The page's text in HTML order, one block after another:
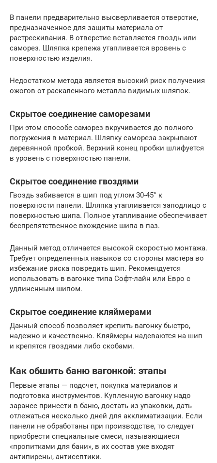
В панели предварительно высверливается отверстие,
предназначенное для защиты материала от
растрескивания. В отверстие вставляется гвоздь или
саморез. Шляпка крепежа утапливается вровень с
поверхностью изделия.
Недостатком метода является высокий риск получения
ожогов от раскаленного металла видимых шляпок.
Скрытое соединение саморезами
При этом способе саморез вкручивается до полного
погружения в материал. Шляпку самореза закрывают
деревянной пробкой. Верхний конец пробки шлифуется
в уровень с поверхностью панели.
Скрытое соединение гвоздями
Гвоздь забивается в шип под углом 30-45° к
поверхности панели. Шляпка утапливается заподлицо с
поверхностью шипа. Полное утапливание обеспечивает
беспрепятственное вхождение шипа в паз.
Данный метод отличается высокой скоростью монтажа.
Требует определенных навыков со стороны мастера во
избежание риска повредить шип. Рекомендуется
использовать в вагонке типа Софт-лайн или Евро с
удлиненным шипом.
Скрытое соединение кляймерами
Данный способ позволяет крепить вагонку быстро,
надежно и качественно. Кляймеры надеваются на шип
и крепятся гвоздями либо скобами.
Как обшить баню вагонкой: этапы
Первые этапы — подсчет, покупка материалов и
подготовка инструментов. Купленную вагонку надо
заранее принести в баню, достать из упаковки, дать
отлежаться несколько дней для акклиматизации. Если
панели не обработаны при производстве, то следует
приобрести специальные смеси, называющиеся
«пропитками для бани», в их состав уже входят
антипирены, антисептики.